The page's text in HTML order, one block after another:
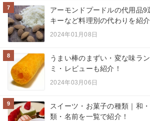
7
アーモンドプードルの代用品9
キーなど料理別の代わりを紹介
2024年01月08日
8
うまい棒のまずい・変な味ラ
ミ・レビューも紹介！
2024年03月06日
9
スイーツ・お菓子の種類｜和
類・名前を一覧で紹介！